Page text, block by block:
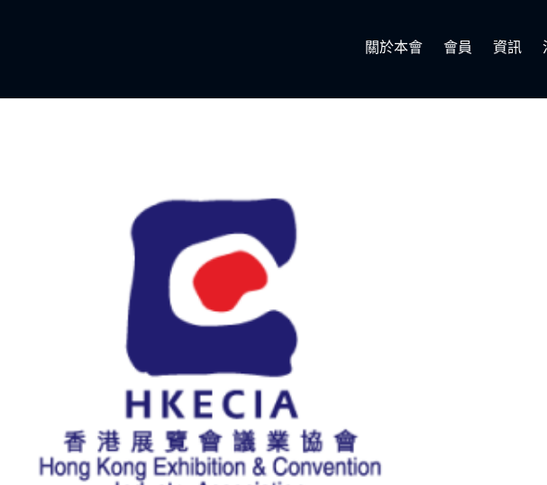
關於本會 會員 資訊